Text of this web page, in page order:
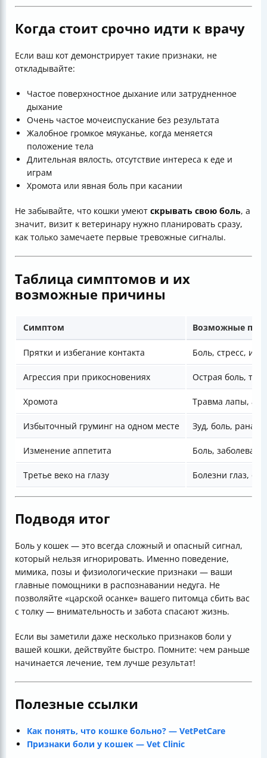
Когда стоит срочно идти к врачу
Если ваш кот демонстрирует такие признаки, не
откладывайте:
Частое поверхностное дыхание или затрудненное
дыхание
Очень частое мочеиспускание без результата
Жалобное громкое мяуканье, когда меняется
положение тела
Длительная вялость, отсутствие интереса к еде и
играм
Хромота или явная боль при касании
Не забывайте, что кошки умеют скрывать свою боль, а
значит, визит к ветеринару нужно планировать сразу,
как только замечаете первые тревожные сигналы.
Таблица симптомов и их
возможные причины
Симптом Возможные
Прятки и избегание контакта Боль, стресс,
Агрессия при прикосновениях Острая боль,
Хромота Травма лапы,
Избыточный груминг на одном месте Зуд, боль, рана
Изменение аппетита Боль,
Третье веко на глазу Болезни глаз,
Подводя итог
Боль у кошек — это всегда сложный и опасный сигнал,
который нельзя игнорировать. Именно поведение,
мимика, позы и физиологические признаки — ваши
главные помощники в распознавании недуга. Не
позволяйте «царской осанке» вашего питомца сбить вас
с толку — внимательность и забота спасают жизнь.
Если вы заметили даже несколько признаков боли у
вашей кошки, действуйте быстро. Помните: чем раньше
начинается лечение, тем лучше результат!
Полезные ссылки
Как понять, что кошке больно? — VetPetCare
Признаки боли у кошек — Vet Clinic